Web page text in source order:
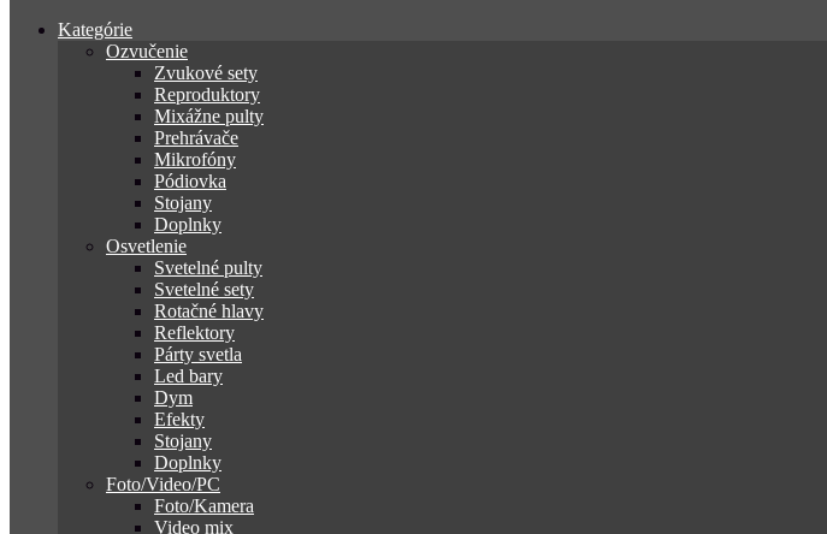
Kategórie
Ozvučenie
Zvukové sety
Reproduktory
Mixážne pulty
Prehrávače
Mikrofóny
Pódiovka
Stojany
Doplnky
Osvetlenie
Svetelné pulty
Svetelné sety
Rotačné hlavy
Reflektory
Párty svetla
Led bary
Dym
Efekty
Stojany
Doplnky
Foto/Video/PC
Foto/Kamera
Video mix